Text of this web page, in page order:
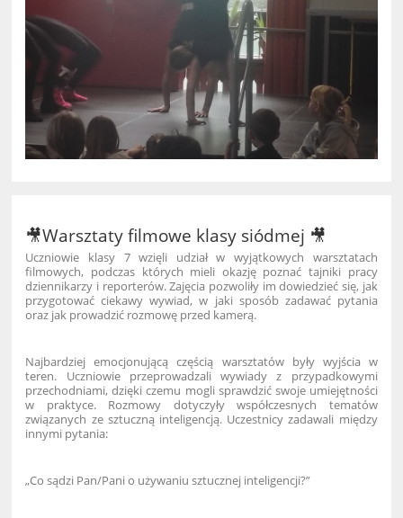
🎥Warsztaty filmowe klasy siódmej 🎥
Uczniowie klasy 7 wzięli udział w wyjątkowych warsztatach
filmowych, podczas których mieli okazję poznać tajniki pracy
dziennikarzy i reporterów. Zajęcia pozwoliły im dowiedzieć się, jak
przygotować ciekawy wywiad, w jaki sposób zadawać pytania
oraz jak prowadzić rozmowę przed kamerą.
Najbardziej emocjonującą częścią warsztatów były wyjścia w
teren. Uczniowie przeprowadzali wywiady z przypadkowymi
przechodniami, dzięki czemu mogli sprawdzić swoje umiejętności
w praktyce. Rozmowy dotyczyły współczesnych tematów
związanych ze sztuczną inteligencją. Uczestnicy zadawali między
innymi pytania:
„Co sądzi Pan/Pani o używaniu sztucznej inteligencji?”